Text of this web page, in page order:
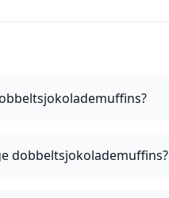
dobbeltsjokolademuffins?